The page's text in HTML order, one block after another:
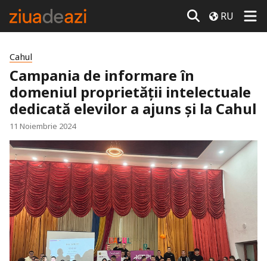
RU
Cahul
Campania de informare în
domeniul proprietății intelectuale
dedicată elevilor a ajuns și la Cahul
11 Noiembrie 2024